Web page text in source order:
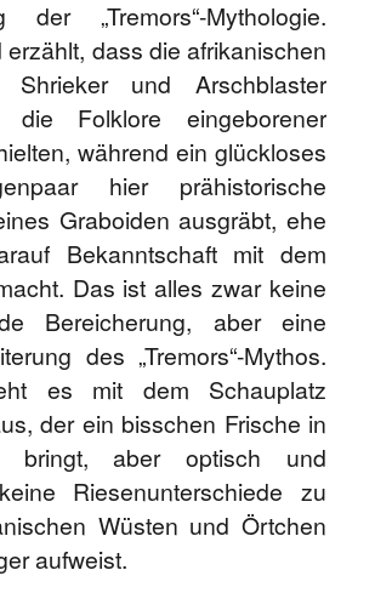
der „Tremors“-Mythologie.
erzählt, dass die afrikanischen
Shrieker und Arschblaster
Folklore eingeborener
während ein glückloses
hier prähistorische
Graboiden ausgräbt, ehe
Bekanntschaft mit dem
Das ist alles zwar keine
Bereicherung, aber eine
des „Tremors“-Mythos.
es mit dem Schauplatz
der ein bisschen Frische in
bringt, aber optisch und
Riesenunterschiede zu
Wüsten und Örtchen
aufweist.